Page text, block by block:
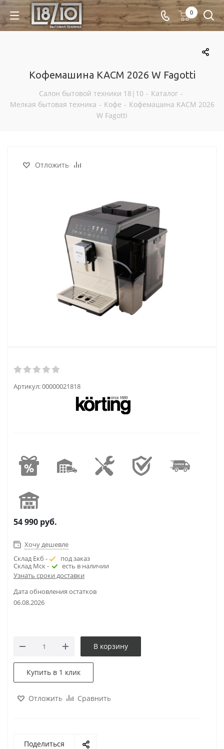
0
Кофемашина KACM 2026 W Fagotti
Салон бытовой техники 18|10 - Каталог -
Мелкая бытовая техника - Кофе - Кофемашина KACM 2026
W Fagotti
Отложить
Артикул:00000021818
54 990 руб.
Хочу дешевле
Склад Екб -
под заказ
Склад Мск -
есть в наличии
Узнать сроки доставки
Дата обновления остатков
06.08.2026
В корзину
Купить в 1 клик
Отложить Сравнить
Поделиться